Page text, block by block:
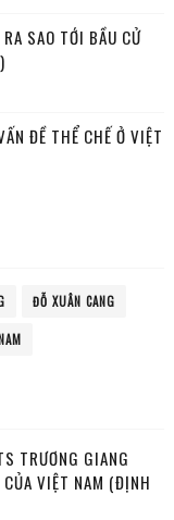
SAO TỚI BẦU CỬ
ĐỀ THỂ CHẾ Ở VIỆT
ĐỖ XUÂN CANG
TRƯƠNG GIANG
CỦA VIỆT NAM (ĐỊNH